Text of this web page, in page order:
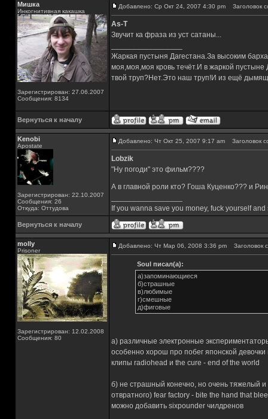
Мишка
Инкогнитивная какашка
Зарегистрирован: 27.06.2007
Сообщения: 8134
Добавлено: Ср Окт 24, 2007 4:30 pm Заголовок
As-T
Звучит ка фраза из уст сатаны...
Жаркая пустыня Дагестана.За высоким
моя,моя,моя кровь течёт.И в жаркой
твой труп?Нет.Это наш труп!И из ещё
Вернуться к началу
Kenobi
Apostate
Зарегистрирован: 22.10.2007
Сообщения: 26
Откуда: Оттудова
Добавлено: Чт Окт 25, 2007 9:17 am Заголовок
Lobzik
"Ну погоди" это фильм????
А в главной роли кто? Гоша Куценко??? и
If you wanna save you money, fuck yourself
Вернуться к началу
molly
Prisoner
Зарегистрирован: 12.02.2008
Сообщения: 80
Добавлено: Чт Мар 06, 2008 3:36 pm Заголовок
Soul писал(а):
а)запоминающиеся
б)страшные
в)любимые
г)смешные
д)фиговые
а) различные электронные
особенно хорош про побег японской девочки
клипы radiohead и the cure - end of the world
б) не страшный конечно, но очень тяжелый и
отвратного) fear factory - bite the hand that
можно добавить sixpounder чилдренов